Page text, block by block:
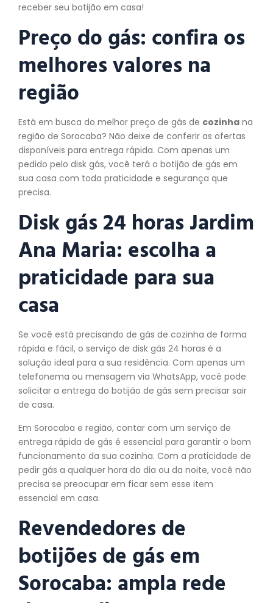
receber seu botijão em casa!
Preço do gás: confira os
melhores valores na
região
Está em busca do melhor preço de gás de cozinha na
região de Sorocaba? Não deixe de conferir as ofertas
disponíveis para entrega rápida. Com apenas um
pedido pelo disk gás, você terá o botijão de gás em
sua casa com toda praticidade e segurança que
precisa.
Disk gás 24 horas Jardim
Ana Maria: escolha a
praticidade para sua
casa
Se você está precisando de gás de cozinha de forma
rápida e fácil, o serviço de disk gás 24 horas é a
solução ideal para a sua residência. Com apenas um
telefonema ou mensagem via WhatsApp, você pode
solicitar a entrega do botijão de gás sem precisar sair
de casa.
Em Sorocaba e região, contar com um serviço de
entrega rápida de gás é essencial para garantir o bom
funcionamento da sua cozinha. Com a praticidade de
pedir gás a qualquer hora do dia ou da noite, você não
precisa se preocupar em ficar sem esse item
essencial em casa.
Revendedores de
botijões de gás em
Sorocaba: ampla rede